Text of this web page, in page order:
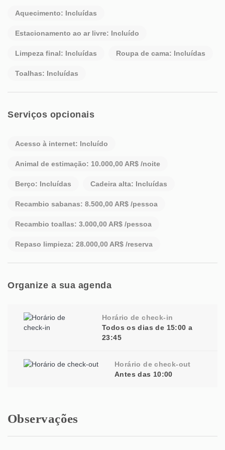
RESERVE DIRETAMENTE COM BOG para obter a melhor
Se você planeja chegar com sua embarcação, entre em contato
Aquecimento: Incluídas
Estacionamento ao ar livre: Incluído
Limpeza final: Incluídas Roupa de cama: Incluídas
Toalhas: Incluídas
Serviços opcionais
Acesso à internet: Incluído
Animal de estimação: 10.000,00 AR$ /noite
Berço: Incluídas Cadeira alta: Incluídas
Recambio sabanas: 8.500,00 AR$ /pessoa
Recambio toallas: 3.000,00 AR$ /pessoa
Repaso limpieza: 28.000,00 AR$ /reserva
Organize a sua agenda
Horário de check-in
Todos os dias de 15:00 a
23:45
Horário de check-out
Antes das 10:00
Observações